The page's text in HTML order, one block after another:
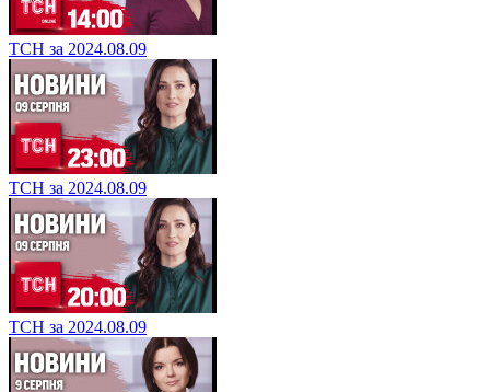
ТСН за 2024.08.09
ТСН за 2024.08.09
ТСН за 2024.08.09